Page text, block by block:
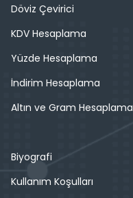
Döviz Çevirici
KDV Hesaplama
Yüzde Hesaplama
İndirim Hesaplama
Altın ve Gram Hesaplama
Biyografi
Kullanım Koşulları